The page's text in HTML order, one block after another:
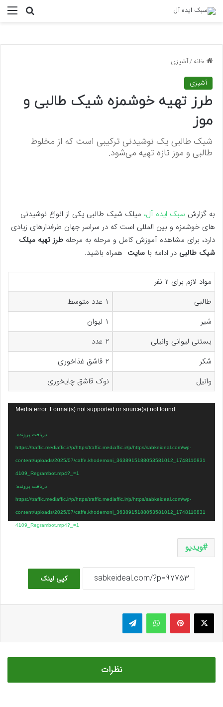
خانه/آشپزی
آشپزی
طرز تهیه خوشمزه شیک طالبی و
موز
شیک طالبی یک نوشیدنی ترکیبی است که از مخلوط
طالبی و موز تازه تهیه می‌شود.
به گزارش سبک ایده آل، میلک شیک طالبی یکی از انواع نوشیدنی
های خوشمزه و بین المللی است که در سراسر جهان طرفدارهای زیادی
دارد، برای مشاهده آموزش کامل و مرحله به مرحله طرز تهیه میلک
شیک طالبی در ادامه با سایت همراه باشید.
مواد لازم برای ۲ نفر
طالبی
۱ عدد متوسط
شیر
۱ لیوان
بستنی لیوانی وانیلی
۲ عدد
شکر
۲ قاشق غذاخوری
وانیل
نوک قاشق چایخوری
Media error: Format(s) not supported or source(s) not found
دریافت پرونده:
https://traffic.mediaffic.ir/p/https/traffic.mediaffic.ir/p/https/sabkeideal.com/wp-
content/uploads/2025/07/caffe.khodemoni_3638915188053581012_1748110831
4109_Regrambot.mp4?_=1
دریافت پرونده:
https://traffic.mediaffic.ir/p/https/traffic.mediaffic.ir/p/https/sabkeideal.com/wp-
content/uploads/2025/07/caffe.khodemoni_3638915188053581012_1748110831
4109_Regrambot.mp4?_=1
ویدیو
کپی لینک
ایکس پینتریستواتس آپ تلگرام
نظرات